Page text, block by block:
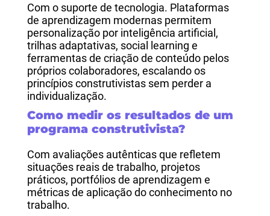
Com o suporte de tecnologia. Plataformas
de aprendizagem modernas permitem
personalização por inteligência artificial,
trilhas adaptativas, social learning e
ferramentas de criação de conteúdo pelos
próprios colaboradores, escalando os
princípios construtivistas sem perder a
individualização.
Como medir os resultados de um
programa construtivista?
Com avaliações autênticas que refletem
situações reais de trabalho, projetos
práticos, portfólios de aprendizagem e
métricas de aplicação do conhecimento no
trabalho.